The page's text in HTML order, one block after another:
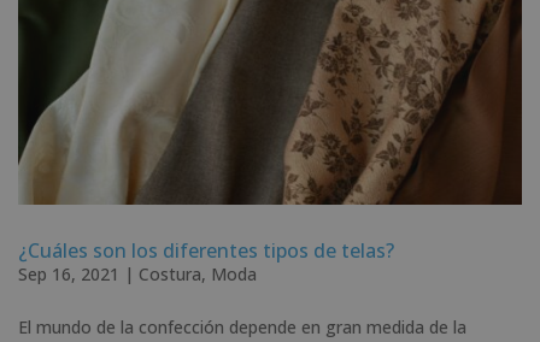
¿Cuáles son los diferentes tipos de telas?
Sep 16, 2021 | Costura, Moda
El mundo de la confección depende en gran medida de la